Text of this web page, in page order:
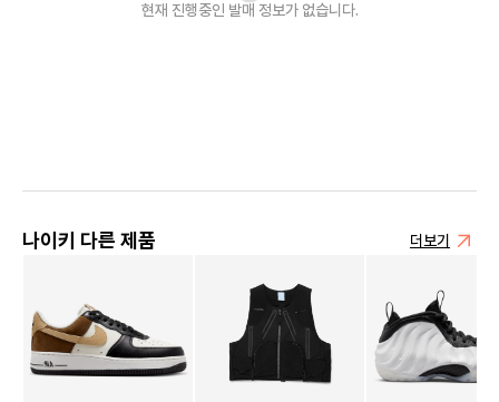
현재 진행중인 발매 정보가 없습니다.
나이키 다른 제품 더보기